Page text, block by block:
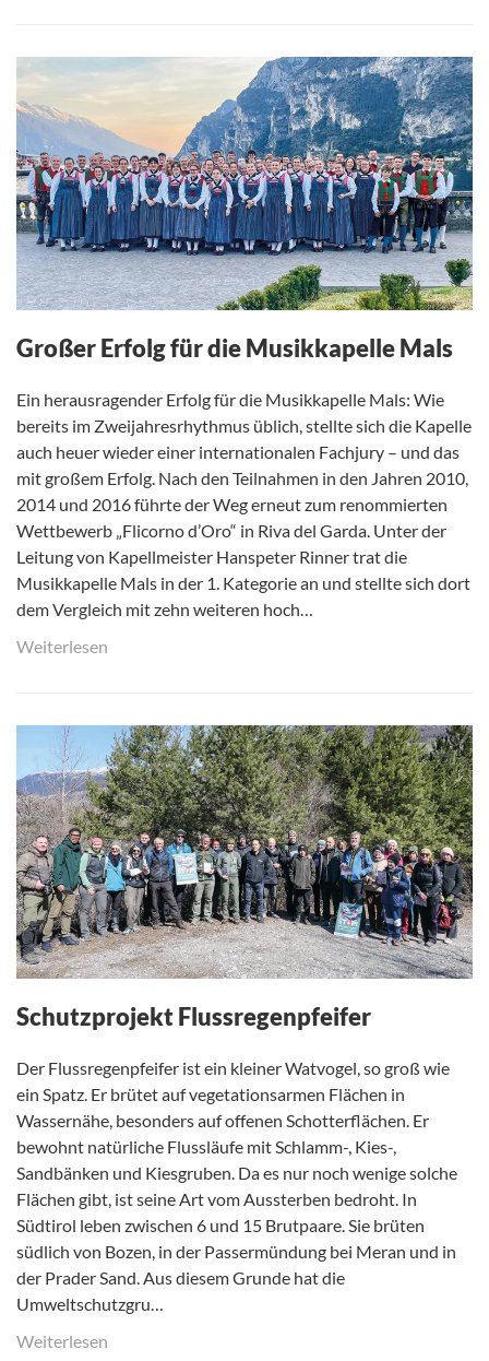
Großer Erfolg für die Musikkapelle Mals
Ein herausragender Erfolg für die Musikkapelle Mals: Wie
bereits im Zweijahresrhythmus üblich, stellte sich die Kapelle
auch heuer wieder einer internationalen Fachjury – und das
mit großem Erfolg. Nach den Teilnahmen in den Jahren 2010,
2014 und 2016 führte der Weg erneut zum renommierten
Wettbewerb „Flicorno d’Oro“ in Riva del Garda. Unter der
Leitung von Kapellmeister Hanspeter Rinner trat die
Musikkapelle Mals in der 1. Kategorie an und stellte sich dort
dem Vergleich mit zehn weiteren hoch…
Weiterlesen
Schutzprojekt Flussregenpfeifer
Der Flussregenpfeifer ist ein kleiner Watvogel, so groß wie
ein Spatz. Er brütet auf vegetationsarmen Flächen in
Wassernähe, besonders auf offenen Schotterflächen. Er
bewohnt natürliche Flussläufe mit Schlamm-, Kies-,
Sandbänken und Kiesgruben. Da es nur noch wenige solche
Flächen gibt, ist seine Art vom Aussterben bedroht. In
Südtirol leben zwischen 6 und 15 Brutpaare. Sie brüten
südlich von Bozen, in der Passermündung bei Meran und in
der Prader Sand. Aus diesem Grunde hat die
Umweltschutzgru…
Weiterlesen